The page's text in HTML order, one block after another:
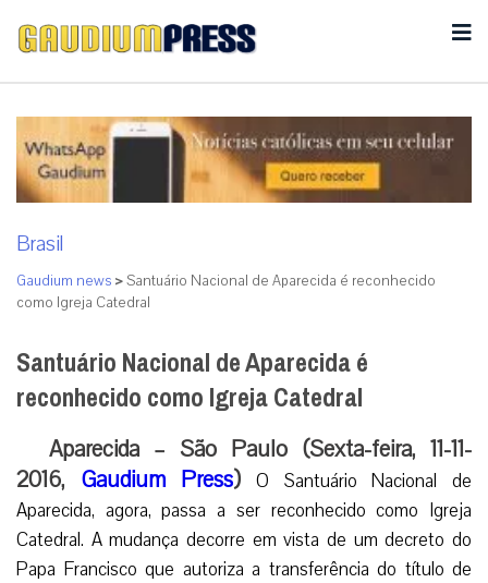
Brasil
Gaudium news >Santuário Nacional de Aparecida é reconhecido
como Igreja Catedral
Santuário Nacional de Aparecida é
reconhecido como Igreja Catedral
Aparecida – São Paulo (Sexta-feira, 11-11-
2016, Gaudium Press) O Santuário Nacional de
Aparecida, agora, passa a ser reconhecido como Igreja
Catedral. A mudança decorre em vista de um decreto do
Papa Francisco que autoriza a transferência do título de